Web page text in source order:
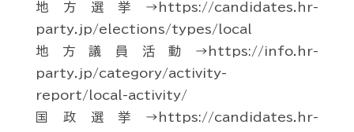
地方選挙→https://candidates.hr-
party.jp/elections/types/local
地方議員活動→https://info.hr-
party.jp/category/activity-
report/local-activity/
国政選挙→https://candidates.hr-